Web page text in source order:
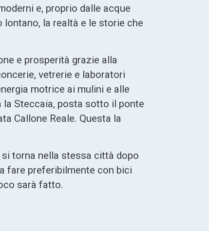
e, proprio dalle acque
la realtà e le storie che
e prosperità grazie alla
vetrerie e laboratori
motrice ai mulini e alle
la Steccaia, posta sotto il ponte
Callone Reale. Questa la
si torna nella stessa città dopo
fare preferibilmente con bici
sarà fatto.